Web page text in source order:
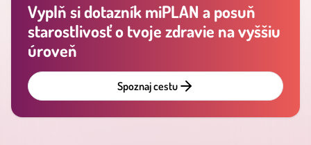
Vyplň si dotazník miPLAN a posuň
starostlivosť o tvoje zdravie na vyššiu
úroveň
Spoznaj cestu